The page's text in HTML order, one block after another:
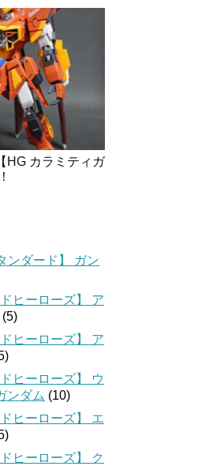
HG カラミティガ
ンダード】 ガン
ヒーローズ】 ア
(5)
ヒーローズ】 ア
ヒーローズ】 ウ
ンダム (10)
ヒーローズ】 エ
ヒーローズ】 ク